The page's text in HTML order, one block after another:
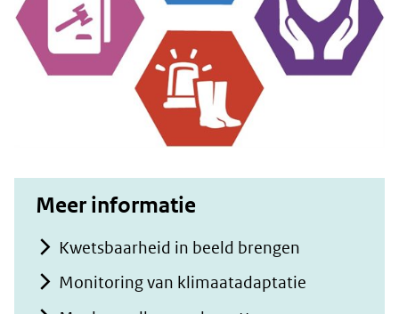
Meer informatie
Kwetsbaarheid in beeld brengen
Monitoring van klimaatadaptatie